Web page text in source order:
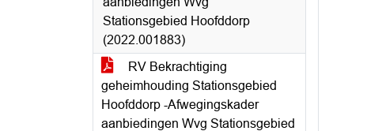
Stationsgebied Hoofddorp
(2022.001883)
RV Bekrachtiging
geheimhouding Stationsgebied
Hoofddorp -Afwegingskader
aanbiedingen Wvg Stationsgebied